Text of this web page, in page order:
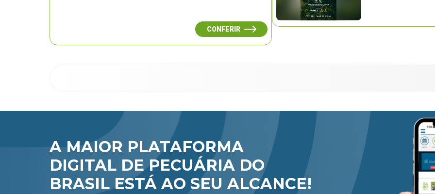
CONFERIR
A MAIOR PLATAFORMA
DIGITAL DE PECUÁRIA DO
BRASIL ESTÁ AO SEU ALCANCE!